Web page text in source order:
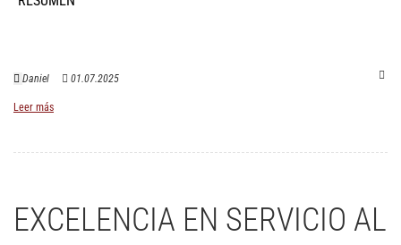
Daniel 01.07.2025
Leer más
EXCELENCIA EN SERVICIO AL